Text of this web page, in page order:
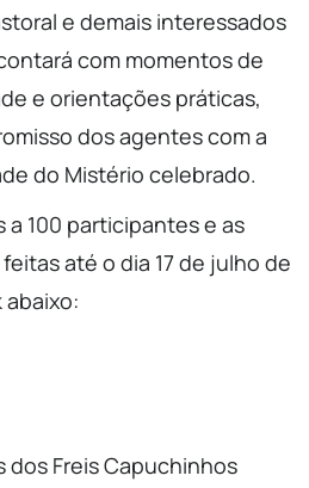
e demais interessados
com momentos de
e orientações práticas,
dos agentes com a
do Mistério celebrado.
a 100 participantes e as
até o dia 17 de julho de
abaixo:
dos Freis Capuchinhos